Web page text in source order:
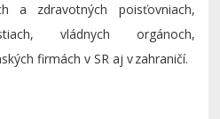
a zdravotných poisťovniach,
vládnych orgánoch,
firmách v SR aj v zahraničí.